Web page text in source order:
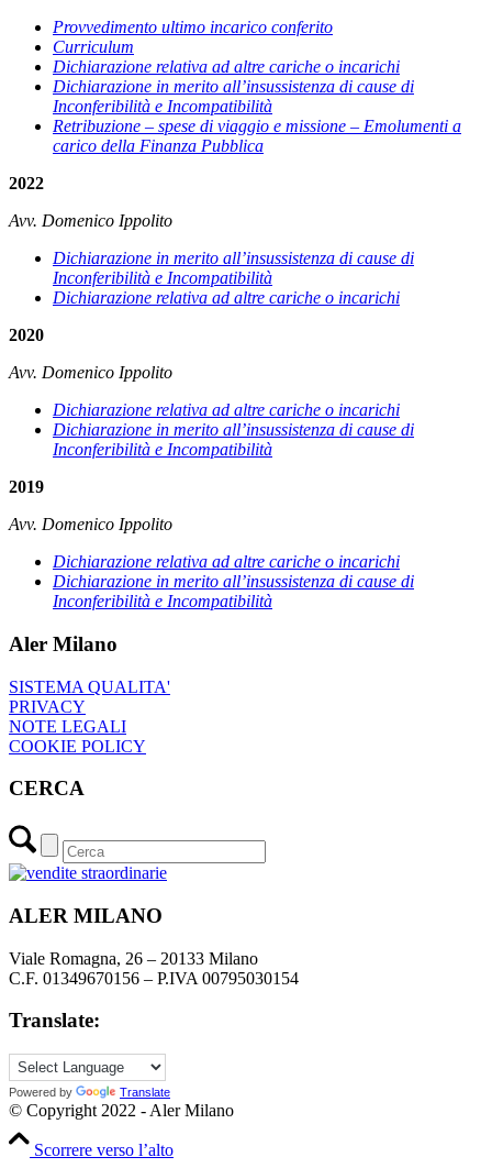
Provvedimento ultimo incarico conferito
Curriculum
Dichiarazione relativa ad altre cariche o incarichi
Dichiarazione in merito all’insussistenza di cause di
Inconferibilità e Incompatibilità
Retribuzione – spese di viaggio e missione – Emolumenti a
carico della Finanza Pubblica
2022
Avv. Domenico Ippolito
Dichiarazione in merito all’insussistenza di cause di
Inconferibilità e Incompatibilità
Dichiarazione relativa ad altre cariche o incarichi
2020
Avv. Domenico Ippolito
Dichiarazione relativa ad altre cariche o incarichi
Dichiarazione in merito all’insussistenza di cause di
Inconferibilità e Incompatibilità
2019
Avv. Domenico Ippolito
Dichiarazione relativa ad altre cariche o incarichi
Dichiarazione in merito all’insussistenza di cause di
Inconferibilità e Incompatibilità
Aler Milano
SISTEMA QUALITA'
PRIVACY
NOTE LEGALI
COOKIE POLICY
CERCA
ALER MILANO
Viale Romagna, 26 – 20133 Milano
C.F. 01349670156 – P.IVA 00795030154
Translate:
Powered by Translate
© Copyright 2022 - Aler Milano
Scorrere verso l’alto